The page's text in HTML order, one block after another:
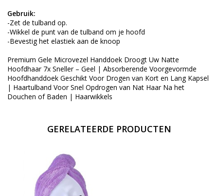
Gebruik:
-Zet de tulband op.
-Wikkel de punt van de tulband om je hoofd
-Bevestig het elastiek aan de knoop
Premium Gele Microvezel Handdoek Droogt Uw Natte
Hoofdhaar 7x Sneller – Geel | Absorberende Voorgevormde
Hoofdhanddoek Geschikt Voor Drogen van Kort en Lang Kapsel
| Haartulband Voor Snel Opdrogen van Nat Haar Na het
Douchen of Baden | Haarwikkels
GERELATEERDE PRODUCTEN